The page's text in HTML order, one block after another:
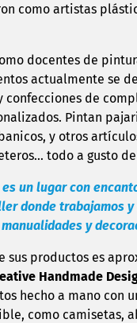
como artistas
docentes de
actualmente se
de
Pintan
y otros
todo a gusto
un lugar con
donde trabajamos
y
sus productos es
Handmade
hecho a mano con
como camisetas,